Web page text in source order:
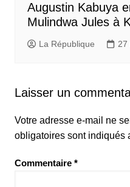
Augustin Kabuya
Mulindwa Jules à
La République 27
Laisser un
Votre adresse e-mail ne
obligatoires sont indiqués
Commentaire *